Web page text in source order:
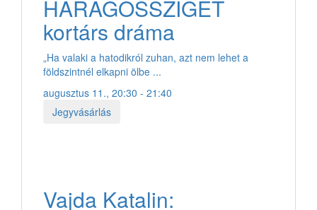
HARAGOSSZIGET
kortárs dráma
„Ha valaki a hatodikról zuhan, azt nem lehet a
földszintnél elkapni ölbe ...
augusztus 11., 20:30 - 21:40
Jegyvásárlás
Vajda Katalin: